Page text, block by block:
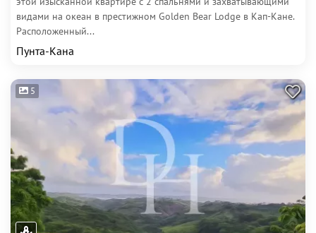
видами на океан в престижном Golden Bear Lodge в Кап-Кане.
Расположенный...
Пунта-Кана
5